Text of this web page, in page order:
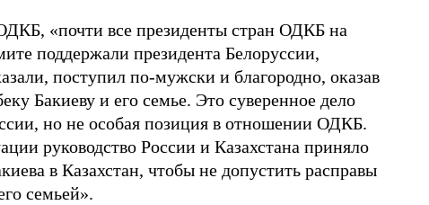
«почти все президенты стран ОДКБ на
поддержали президента Белоруссии,
поступил по-мужски и благородно, оказав
Бакиеву и его семье. Это суверенное дело
но не особая позиция в отношении ОДКБ.
руководство России и Казахстана приняло
в Казахстан, чтобы не допустить расправы
семьей».